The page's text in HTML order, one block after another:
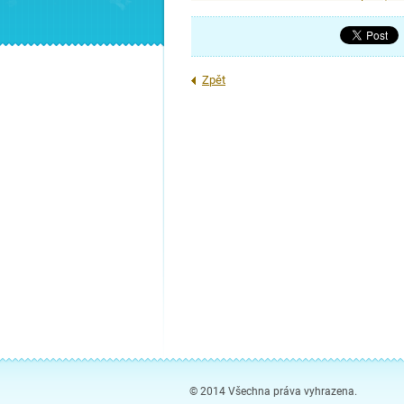
Zpět
© 2014 Všechna práva vyhrazena.